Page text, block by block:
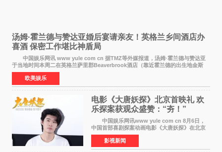
汤姆·霍兰德与赞达亚婚后宴请亲友！英格兰乡间酒店办
喜酒 保密工作堪比神盾局
中国娱乐网讯 www yule com cn 据TMZ等外媒报道，汤姆·霍兰德与赞达亚
于当地时间本周二在英格兰萨里郡Beaverbrook酒店（靠近霍兰德的出生地金斯
顿）举办婚宴，邀请家人与朋友们喝喜酒，庆祝
欧美娱乐
电影《大唐妖探》北京首映礼 欢
乐探案获观众盛赞：“夯！”
中国娱乐网讯www yule com cn 8月6日，
中国首部喜剧探案动画电影《大唐妖探》在北京
举办电影首映礼。导演程腾、联合导演黄珉、总
制片人曹紫建、制片人李莹莹，配音导演张喆，
对白指导程寅，领
影视新闻